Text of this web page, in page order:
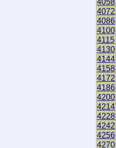
4072
4086
4100
4115
4130
4144
4158
4172
4186
4200
4214
4228
4242
4256
4270